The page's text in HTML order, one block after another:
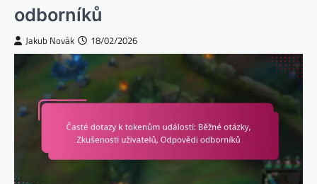
odborníků
Jakub Novák 18/02/2026